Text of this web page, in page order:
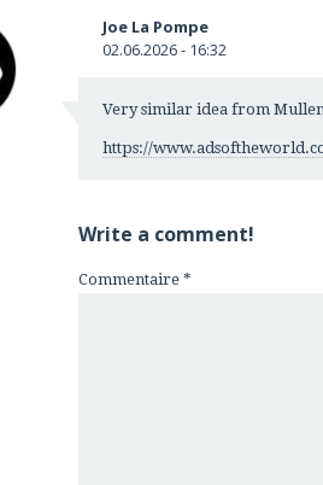
Joe La Pompe
02.06.2026 - 16:32
Very similar idea from
https://
Write a comment!
Commentaire *